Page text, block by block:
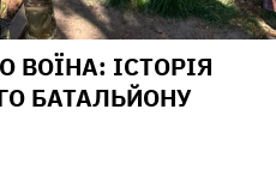
ВОЇНА: ІСТОРІЯ
БАТАЛЬЙОНУ